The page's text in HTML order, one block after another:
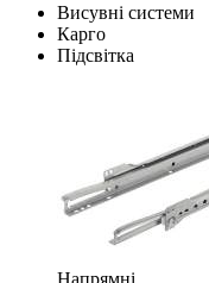
Висувні системи
Карго
Підсвітка
Напрямні